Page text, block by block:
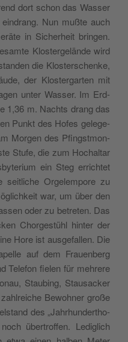
dort schon das Was­ser
Nun muß­te auch
in Siche­rheit brin­gen.
Klo­ster­ge­län­de wird
die Klo­ster­schen­ke,
der Klo­ster­gar­ten mit
unter Was­ser. Im Erd­
1,36 m. Nach­ts drang das
Punkt des Hofes gele­ge­
Mor­gen des Pfingst­mon­
Stu­fe, die zum Hochal­tar
ein Steg erri­ch­tet
sei­tli­che Orge­lem­po­re zu
war, um über den
oder zu betre­ten. Das
Chor­ge­stü­hl hin­ter der
Hore ist ausge­fal­len. Die
auf dem Frauen­berg
Tele­fon fie­len für meh­re­re
Stau­bing, Stau­sac­ker
Bewoh­ner große
des „Jah­rhun­der­tho­
über­trof­fen. Ledi­glich